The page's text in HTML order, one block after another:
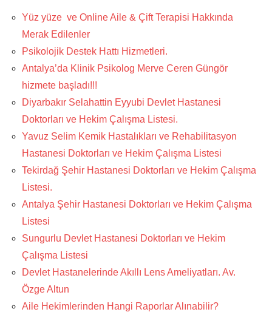
Yüz yüze ve Online Aile & Çift Terapisi Hakkında
Merak Edilenler
Psikolojik Destek Hattı Hizmetleri.
Antalya’da Klinik Psikolog Merve Ceren Güngör
hizmete başladı!!!
Diyarbakır Selahattin Eyyubi Devlet Hastanesi
Doktorları ve Hekim Çalışma Listesi.
Yavuz Selim Kemik Hastalıkları ve Rehabilitasyon
Hastanesi Doktorları ve Hekim Çalışma Listesi
Tekirdağ Şehir Hastanesi Doktorları ve Hekim Çalışma
Listesi.
Antalya Şehir Hastanesi Doktorları ve Hekim Çalışma
Listesi
Sungurlu Devlet Hastanesi Doktorları ve Hekim
Çalışma Listesi
Devlet Hastanelerinde Akıllı Lens Ameliyatları. Av.
Özge Altun
Aile Hekimlerinden Hangi Raporlar Alınabilir?